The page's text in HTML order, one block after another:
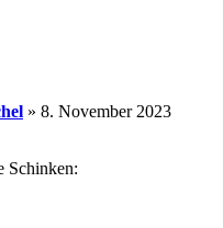
» 8. November 2023
Schinken: